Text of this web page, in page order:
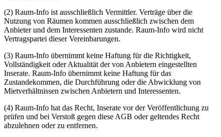
(2) Raum-Info ist ausschließlich Vermittler. Verträge über die
Nutzung von Räumen kommen ausschließlich zwischen dem
Anbieter und dem Interessenten zustande. Raum-Info wird nicht
Vertragspartei dieser Vereinbarungen.
(3) Raum-Info übernimmt keine Haftung für die Richtigkeit,
Vollständigkeit oder Aktualität der von Anbietern eingestellten
Inserate. Raum-Info übernimmt keine Haftung für das
Zustandekommen, die Durchführung oder die Abwicklung von
Mietverhältnissen zwischen Anbietern und Interessenten.
(4) Raum-Info hat das Recht, Inserate vor der Veröffentlichung zu
prüfen und bei Verstoß gegen diese AGB oder geltendes Recht
abzulehnen oder zu entfernen.